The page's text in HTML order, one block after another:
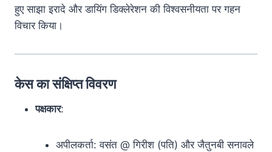
हुए साझा इरादे और डायिंग डिक्लेरेशन की विश्वसनीयता पर गहन
विचार किया।
केस का संक्षिप्त विवरण
पक्षकार:
अपीलकर्ता: वसंत @ गिरीश (पति) और जैतुनबी सनावले